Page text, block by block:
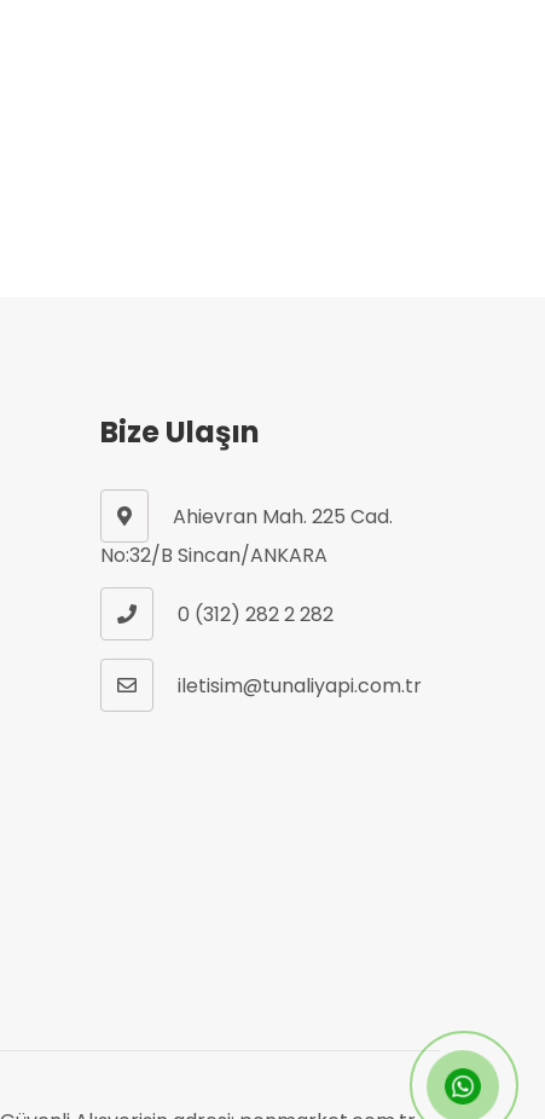
Bize Ulaşın
Ahievran Mah. 225 Cad.
No:32/B Sincan/ANKARA
0 (312) 282 2 282
iletisim@tunaliyapi.com.tr